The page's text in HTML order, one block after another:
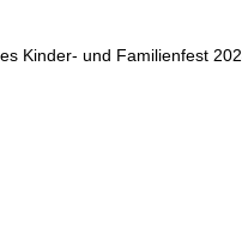
Kinder- und Familienfest